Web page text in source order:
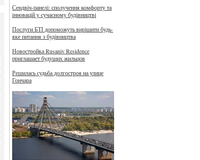
Сендвіч-панелі: сполучення комфорту та
інновацій у сучасному будівництві
Послуги БТІ допоможуть вирішити будь-
яке питання з будівництва
Новостройка Rusaniv Residence
приглашает будущих жильцов
Решилась судьба долгостроя на улице
Гончара